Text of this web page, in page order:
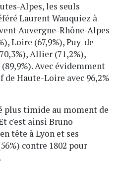
Alpes, les seuls
Laurent Wauquiez à
Auvergne-Rhône-Alpes
Loire (67,9%), Puy-de-
Allier (71,2%),
Avec évidemment
Haute-Loire avec 96,2%
plus timide au moment de
c'est ainsi Bruno
tête à Lyon et ses
contre 1802 pour